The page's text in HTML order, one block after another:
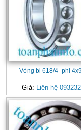
Vòng bi 618/4- phi
Giá: Liên hệ